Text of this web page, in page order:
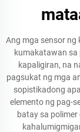
Ang mga sensor
kumakatawan
kapaligiran, na
pagsukat ng mga
sopistikadong
elemento ng pag-
batay sa